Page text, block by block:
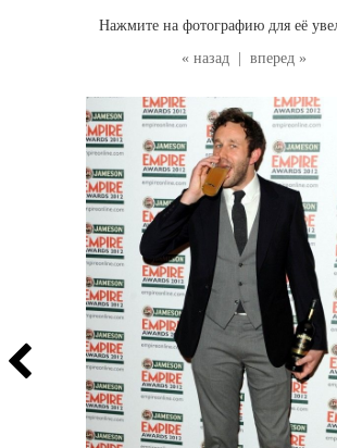
« назад вперед »
Нажмите на фотографию для её